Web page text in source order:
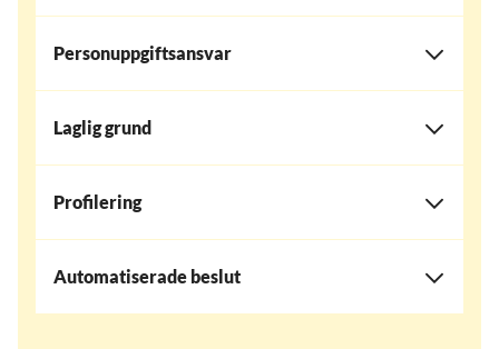
Personuppgiftsansvar
Laglig grund
Profilering
Automatiserade beslut